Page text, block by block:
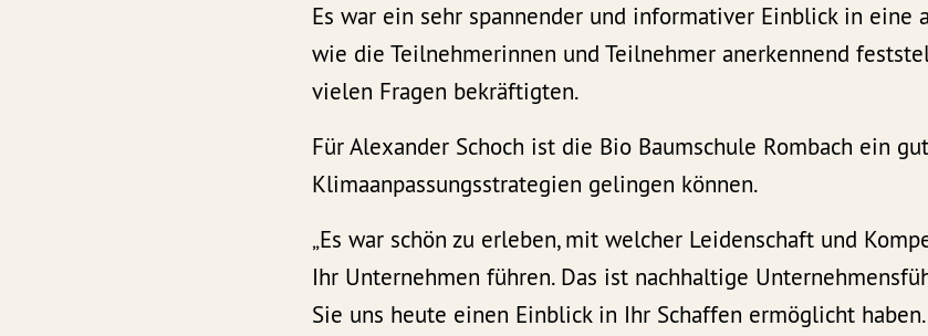
Es war ein sehr spannender und informativer Einblick in eine
wie die Teilnehmerinnen und Teilnehmer anerkennend
vielen Fragen bekräftigten.
Für Alexander Schoch ist die Bio Baumschule Rombach ein
Klimaanpassungsstrategien gelingen können.
„Es war schön zu erleben, mit welcher Leidenschaft und
Ihr Unternehmen führen. Das ist nachhaltige
Sie uns heute einen Einblick in Ihr Schaffen ermöglicht